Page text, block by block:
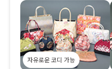
자유로운 코디 가능